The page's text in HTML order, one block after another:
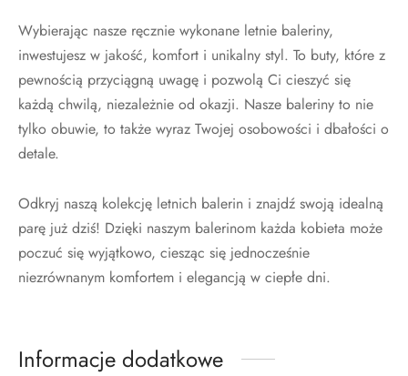
Wybierając nasze ręcznie wykonane letnie baleriny,
inwestujesz w jakość, komfort i unikalny styl. To buty, które z
pewnością przyciągną uwagę i pozwolą Ci cieszyć się
każdą chwilą, niezależnie od okazji. Nasze baleriny to nie
tylko obuwie, to także wyraz Twojej osobowości i dbałości o
detale.
Odkryj naszą kolekcję letnich balerin i znajdź swoją idealną
parę już dziś! Dzięki naszym balerinom każda kobieta może
poczuć się wyjątkowo, ciesząc się jednocześnie
niezrównanym komfortem i elegancją w ciepłe dni.
Informacje dodatkowe